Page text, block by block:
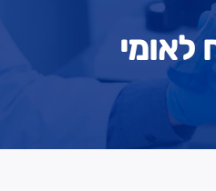
לאומי